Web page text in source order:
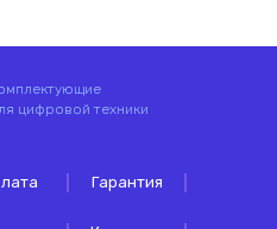
цифровой техники
Гарантия